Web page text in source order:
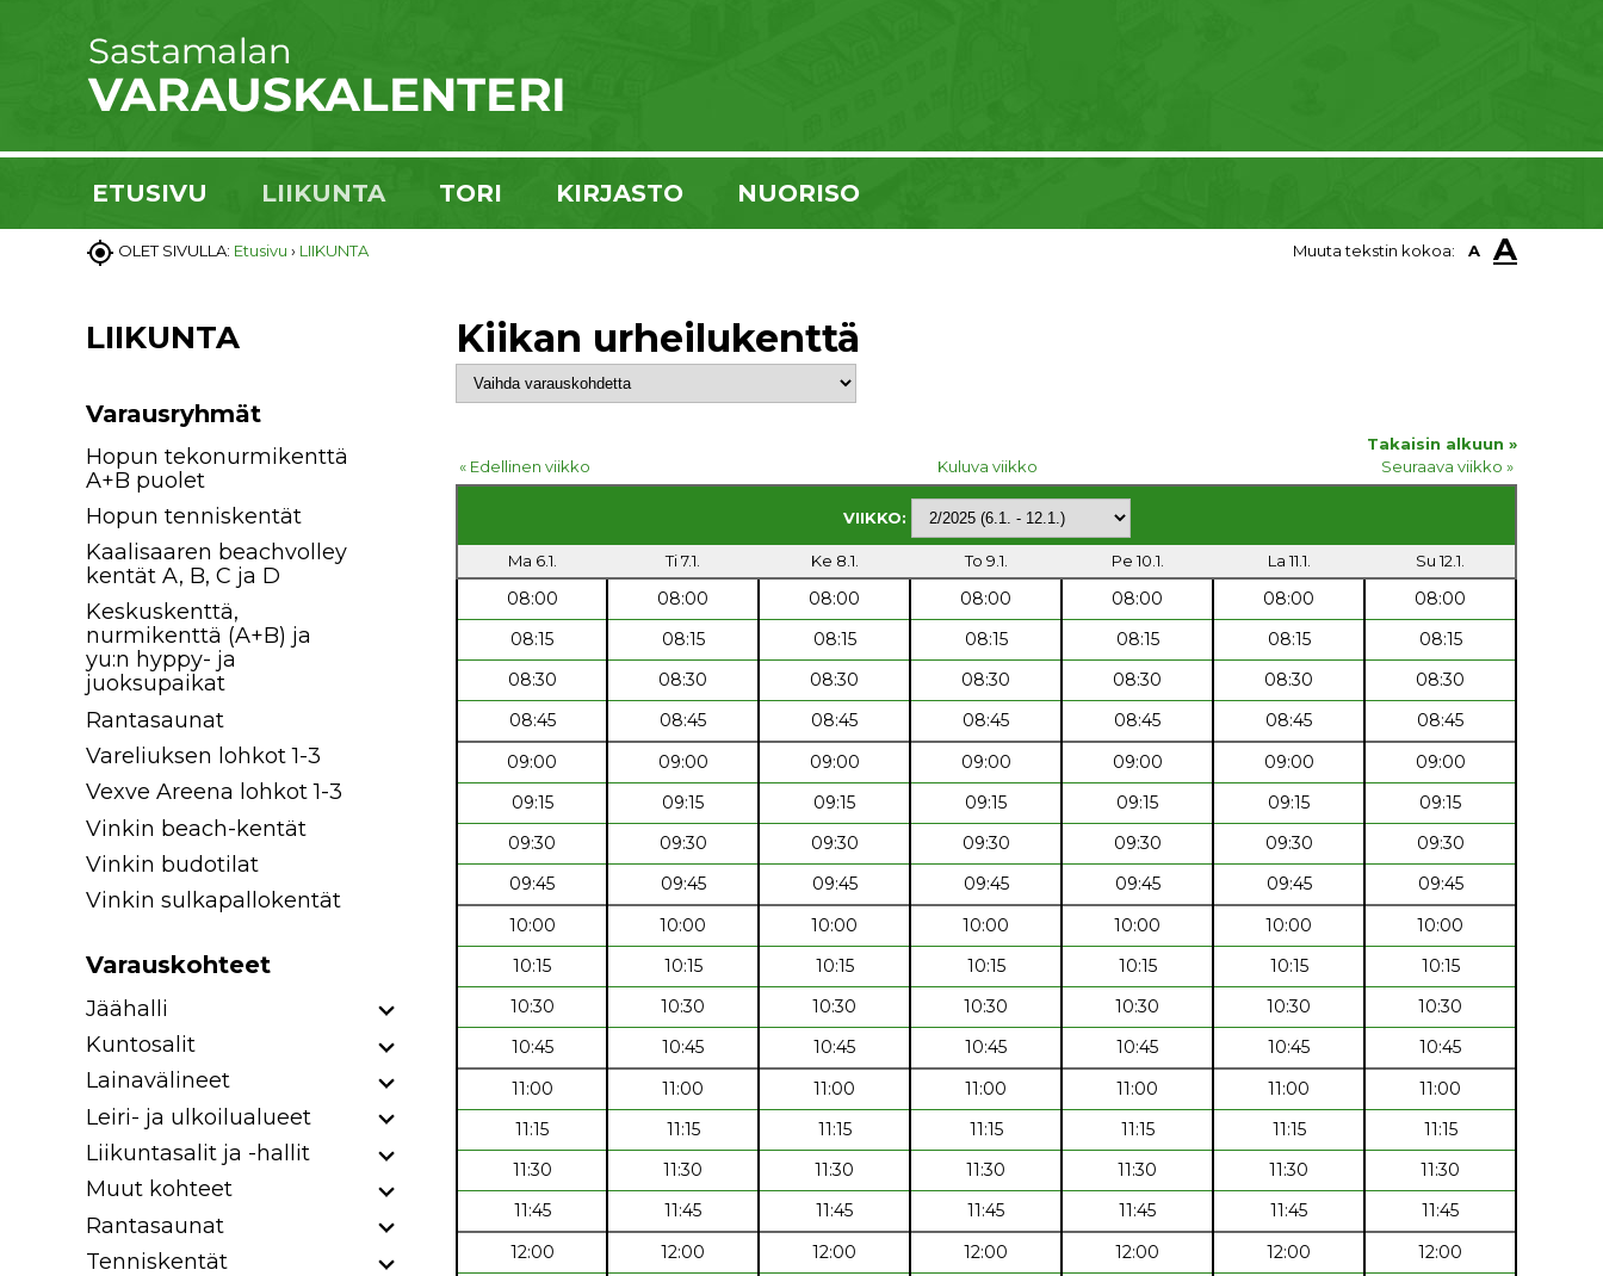
ETUSIVU LIIKUNTA TORI KIRJASTO NUORISO
 OLET SIVULLA: Etusivu › LIIKUNTA Muuta tekstin kokoa: A A
LIIKUNTA
Varausryhmät
Hopun tekonurmikenttä
A+B puolet
Hopun tenniskentät
Kaalisaaren beachvolley
kentät A, B, C ja D
Keskuskenttä,
nurmikenttä (A+B) ja
yu:n hyppy- ja
juoksupaikat
Rantasaunat
Vareliuksen lohkot 1-3
Vexve Areena lohkot 1-3
Vinkin beach-kentät
Vinkin budotilat
Vinkin sulkapallokentät
Varauskohteet
Jäähalli
Kuntosalit
Lainavälineet
Leiri- ja ulkoilualueet
Liikuntasalit ja -hallit
Muut kohteet
Rantasaunat
Tenniskentät
Kiikan urheilukenttä
Takaisin alkuun »
« Edellinen viikko
Kuluva viikko Seuraava viikko »
VIIKKO:
Ma 6.1. Ti 7.1. Ke 8.1. To 9.1. Pe 10.1. La 11.1. Su 12.1.
08:00 08:00 08:00 08:00 08:00 08:00
08:00
08:15
08:15 08:15 08:15 08:15 08:15
08:15
08:30
08:30 08:30 08:30 08:30 08:30
08:30
08:45
08:45 08:45 08:45 08:45 08:45
08:45
09:00
09:00 09:00 09:00 09:00 09:00
09:00
09:15
09:15 09:15 09:15 09:15 09:15
09:15
09:30
09:30 09:30 09:30 09:30 09:30
09:30
09:45
09:45 09:45 09:45 09:45 09:45
09:45
10:00
10:00 10:00 10:00 10:00 10:00
10:00
10:15
10:15 10:15 10:15 10:15 10:15
10:15
10:30
10:30 10:30 10:30 10:30 10:30
10:30
10:45
10:45 10:45 10:45 10:45 10:45
10:45
11:00
11:00 11:00 11:00 11:00 11:00
11:00
11:15
11:15 11:15 11:15 11:15 11:15
11:15
11:30
11:30 11:30 11:30 11:30 11:30
11:30
11:45
11:45 11:45 11:45 11:45 11:45
11:45
12:00
12:00 12:00 12:00 12:00 12:00
12:00